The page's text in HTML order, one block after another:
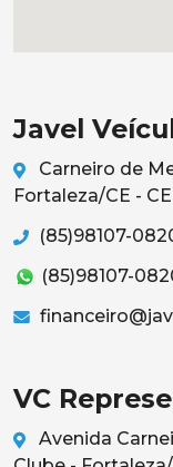
Javel
Carneiro de
Fortaleza/CE -
(85)98107-
(85)98107-
VC
Avenida